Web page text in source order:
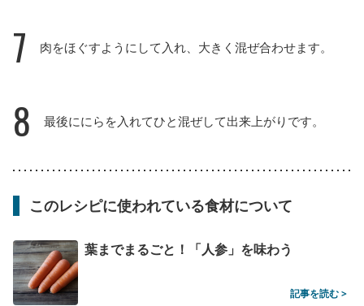
7 肉をほぐすようにして入れ、大きく混ぜ合わせます。
8 最後ににらを入れてひと混ぜして出来上がりです。
このレシピに使われている食材について
葉までまるごと！「人参」を味わう
記事を読む >